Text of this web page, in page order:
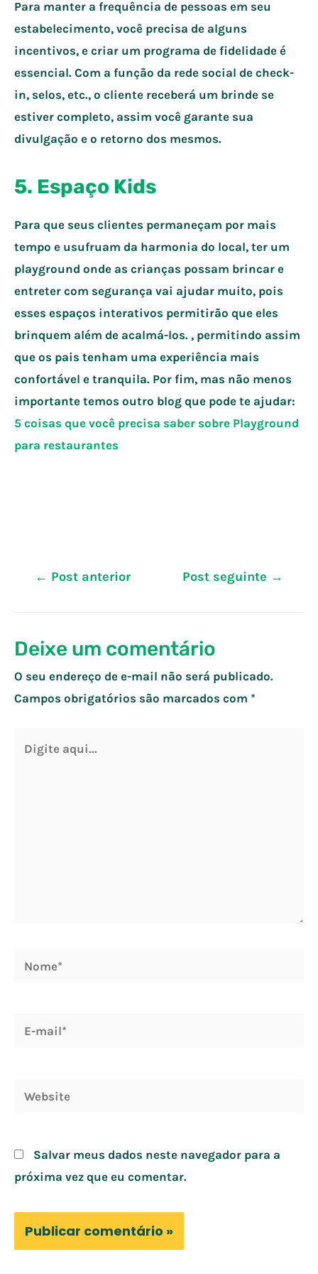
Para manter a frequência de pessoas em seu
estabelecimento, você precisa de alguns
incentivos, e criar um programa de fidelidade é
essencial. Com a função da rede social de check-
in, selos, etc., o cliente receberá um brinde se
estiver completo, assim você garante sua
divulgação e o retorno dos mesmos.
5. Espaço Kids
Para que seus clientes permaneçam por mais
tempo e usufruam da harmonia do local, ter um
playground onde as crianças possam brincar e
entreter com segurança vai ajudar muito, pois
esses espaços interativos permitirão que eles
brinquem além de acalmá-los. , permitindo assim
que os pais tenham uma experiência mais
confortável e tranquila. Por fim, mas não menos
importante temos outro blog que pode te ajudar:
5 coisas que você precisa saber sobre Playground
para restaurantes
Navegação
← Post anterior Post seguinte →
Deixe um comentário
O seu endereço de e-mail não será publicado.
Campos obrigatórios são marcados com *
aqui...
Website
Salvar meus dados neste navegador para a
próxima vez que eu comentar.